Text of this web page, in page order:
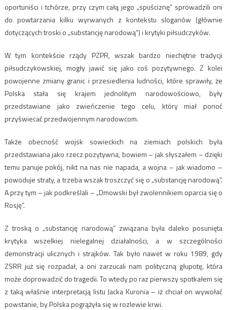
oportuniści i tchórze, przy czym całą jego „spuściznę” sprowadzili oni
do powtarzania kilku wyrwanych z kontekstu sloganów (głównie
dotyczących troski o „substancję narodową”) i krytyki piłsudczyków.
W tym kontekście rządy PZPR, wszak bardzo niechętne tradycji
piłsudczykowskiej, mogły jawić się jako coś pozytywnego. Z kolei
powojenne zmiany granic i przesiedlenia ludności, które sprawiły, że
Polska stała się krajem jednolitym narodowościowo, były
przedstawiane jako zwieńczenie tego celu, który miał ponoć
przyświecać przedwojennym narodowcom.
Także obecność wojsk sowieckich na ziemiach polskich była
przedstawiana jako rzecz pozytywna, bowiem – jak słyszałem – dzięki
temu panuje pokój, nikt na nas nie napada, a wojna – jak wiadomo –
powoduje straty, a trzeba wszak troszczyć się o „substancję narodową”.
A przy tym – jak podkreślali – „Dmowski był zwolennikiem oparcia się o
Rosję”.
Z troską o „substancję narodową” związana była daleko posunięta
krytyka wszelkiej nielegalnej działalności, a w szczególności
demonstracji ulicznych i strajków. Tak było nawet w roku 1989, gdy
ZSRR już się rozpadał, a oni zarzucali nam polityczną głupotę, która
może doprowadzić do tragedii. To wtedy po raz pierwszy spotkałem się
z taką właśnie interpretacją listu Jacka Kuronia – iż chciał on wywołać
powstanie, by Polska pogrążyła się w rozlewie krwi.